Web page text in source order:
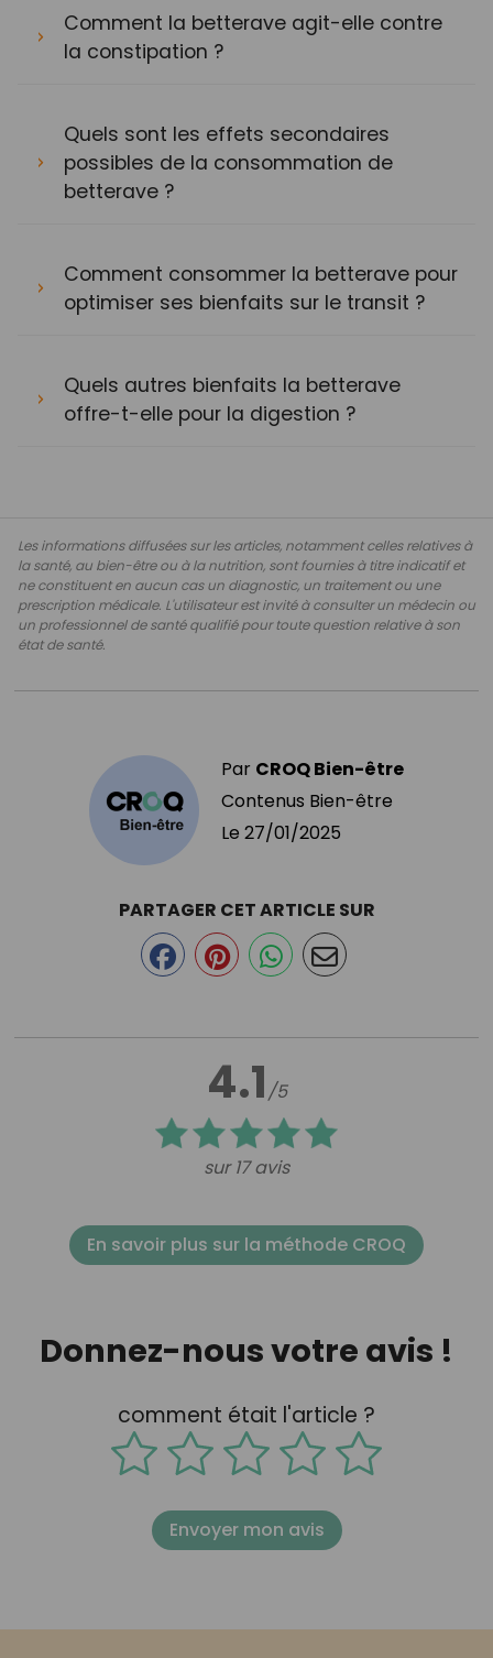
Comment la betterave agit-elle contre
la constipation ?
Quels sont les effets secondaires
possibles de la consommation de
betterave ?
Comment consommer la betterave pour
optimiser ses bienfaits sur le transit ?
Quels autres bienfaits la betterave
offre-t-elle pour la digestion ?
Les informations diffusées sur les articles, notamment celles relatives à
la santé, au bien-être ou à la nutrition, sont fournies à titre indicatif et
ne constituent en aucun cas un diagnostic, un traitement ou une
prescription médicale. L'utilisateur est invité à consulter un médecin ou
un professionnel de santé qualifié pour toute question relative à son
état de santé.
Par CROQ Bien-être
Contenus Bien-être
Le 27/01/2025
4.1 /5
sur 17 avis
PARTAGER CET ARTICLE SUR
En savoir plus sur la méthode CROQ
Donnez-nous votre avis !
comment était l'article ?
Envoyer mon avis